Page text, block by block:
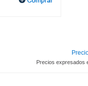
Precios expresados